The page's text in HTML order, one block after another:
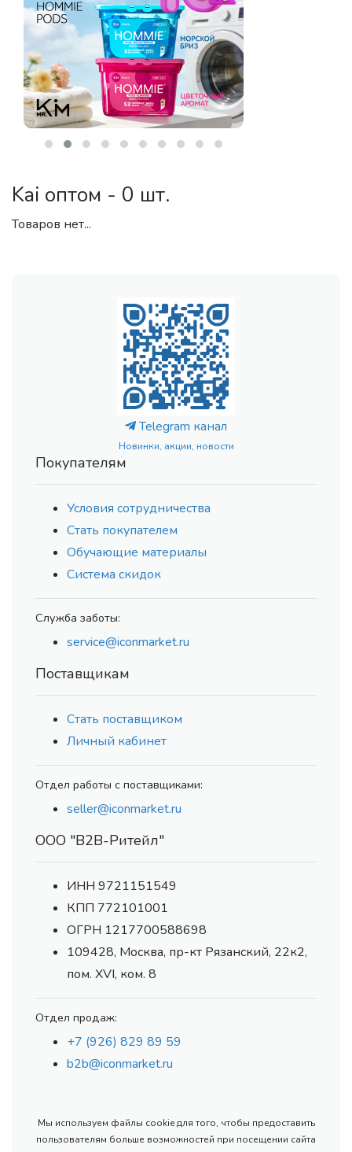
Kai оптом - 0 шт.
Товаров нет...
Telegram канал
Новинки, акции, новости
Покупателям
Условия сотрудничества
Стать покупателем
Обучающие материалы
Система скидок
Служба заботы:
service@iconmarket.ru
Поставщикам
Стать поставщиком
Личный кабинет
Отдел работы с поставщиками:
seller@iconmarket.ru
ООО "В2В-Ритейл"
ИНН 9721151549
КПП 772101001
ОГРН 1217700588698
109428, Москва, пр-кт Рязанский, 22к2,
пом. XVI, ком. 8
Отдел продаж:
+7 (926) 829 89 59
b2b@iconmarket.ru
Мы используем файлы cookie для того, чтобы предоставить
пользователям больше возможностей при посещении сайта